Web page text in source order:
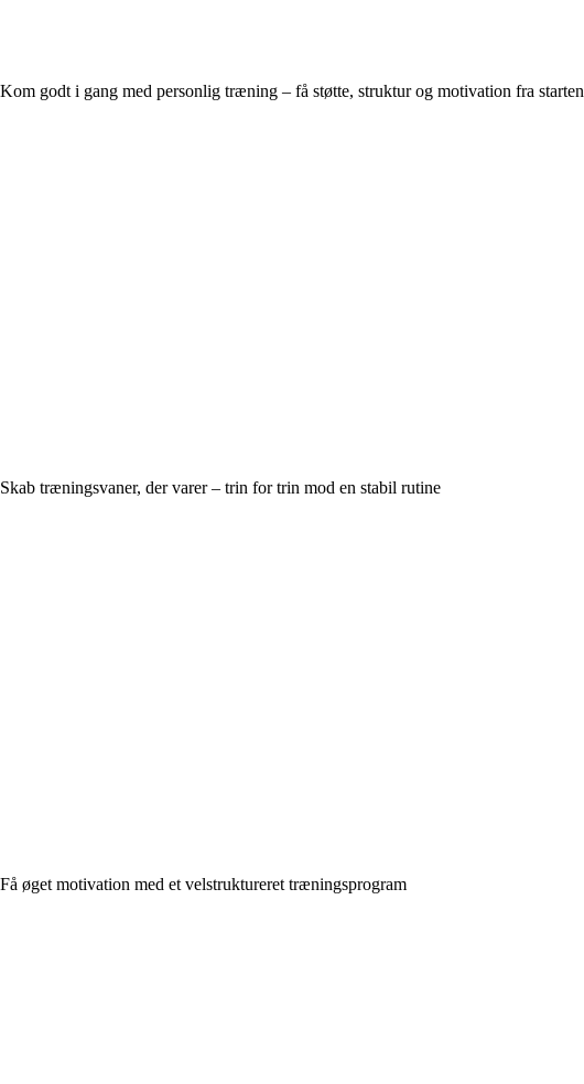
Kom godt i gang med personlig træning – få støtte, struktur og motivation fra starten
Skab træningsvaner, der varer – trin for trin mod en stabil rutine
Få øget motivation med et velstruktureret træningsprogram